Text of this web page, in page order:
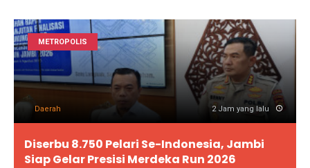
METROPOLIS
Daerah 2 Jam yang lalu
Diserbu 8.750 Pelari Se-Indonesia, Jambi
Siap Gelar Presisi Merdeka Run 2026